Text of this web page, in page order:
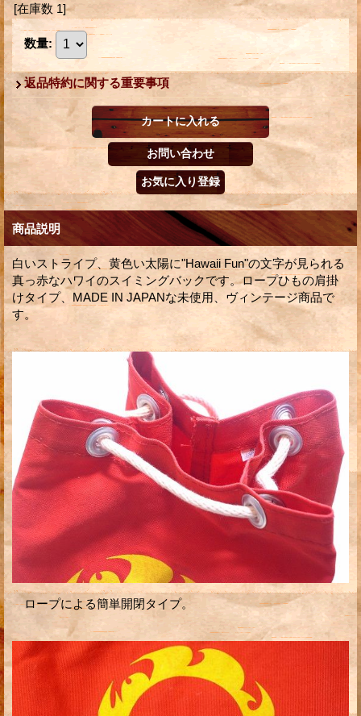
[在庫数 1]
数量:
返品特約に関する重要事項
商品説明
白いストライプ、黄色い太陽に"Hawaii Fun"の文字が見られる
真っ赤なハワイのスイミングバックです。ロープひもの肩掛
けタイプ、MADE IN JAPANな未使用、ヴィンテージ商品で
す。
ロープによる簡単開閉タイプ。